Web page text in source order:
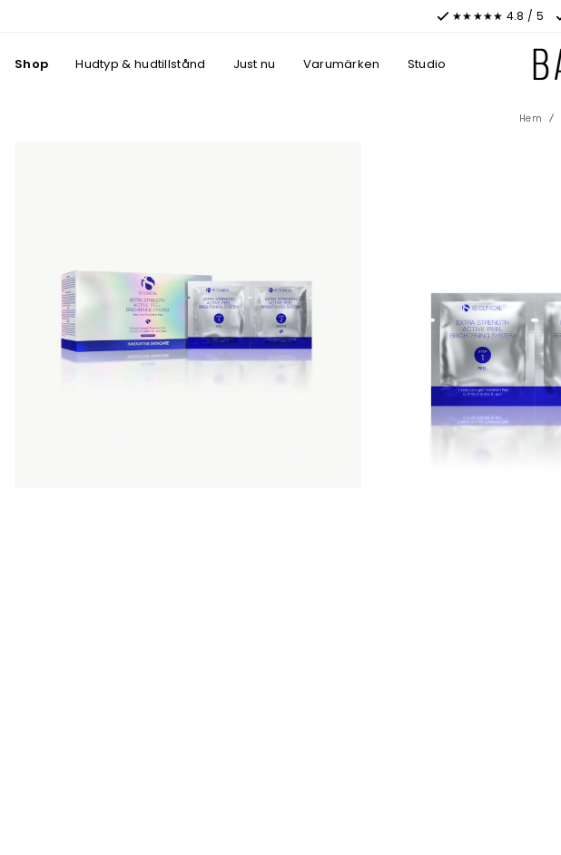
★★★★★ 4.8 / 5
Shop Hudtyp & hudtillstånd Just nu Varumärken Studio
Hem